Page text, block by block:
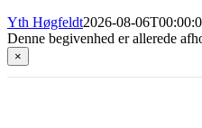
Yth Høgfeldt2026-08-
Denne begivenhed er allerede
×